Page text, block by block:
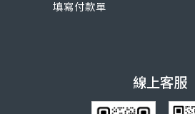
填寫付款單
線上客服